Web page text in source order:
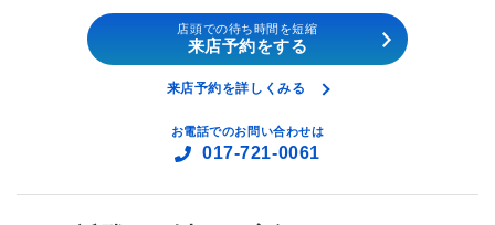
店頭での待ち時間を短縮
来店予約をする
来店予約を詳しくみる
お電話でのお問い合わせは
017-721-0061